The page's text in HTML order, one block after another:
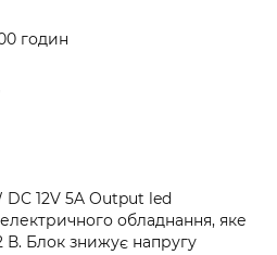
годин
12V 5A Output led
обладнання, яке
В. Блок знижує напругу